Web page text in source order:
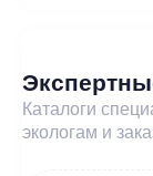
Каталоги
экологам и